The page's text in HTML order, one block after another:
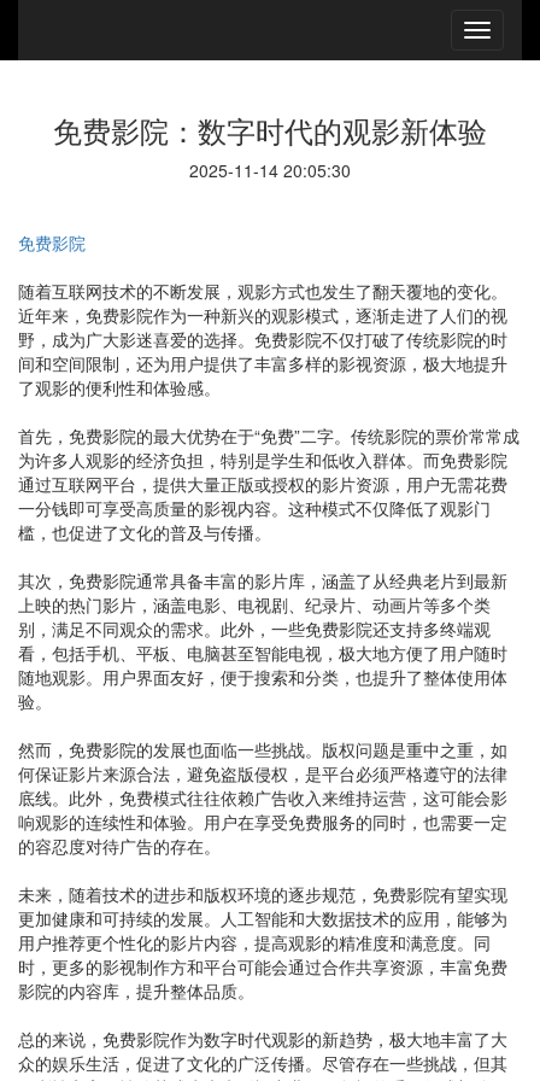
免费影院：数字时代的观影新体验
2025-11-14 20:05:30
免费影院
随着互联网技术的不断发展，观影方式也发生了翻天覆地的变化。
近年来，免费影院作为一种新兴的观影模式，逐渐走进了人们的视
野，成为广大影迷喜爱的选择。免费影院不仅打破了传统影院的时
间和空间限制，还为用户提供了丰富多样的影视资源，极大地提升
了观影的便利性和体验感。
首先，免费影院的最大优势在于“免费”二字。传统影院的票价常常成
为许多人观影的经济负担，特别是学生和低收入群体。而免费影院
通过互联网平台，提供大量正版或授权的影片资源，用户无需花费
一分钱即可享受高质量的影视内容。这种模式不仅降低了观影门
槛，也促进了文化的普及与传播。
其次，免费影院通常具备丰富的影片库，涵盖了从经典老片到最新
上映的热门影片，涵盖电影、电视剧、纪录片、动画片等多个类
别，满足不同观众的需求。此外，一些免费影院还支持多终端观
看，包括手机、平板、电脑甚至智能电视，极大地方便了用户随时
随地观影。用户界面友好，便于搜索和分类，也提升了整体使用体
验。
然而，免费影院的发展也面临一些挑战。版权问题是重中之重，如
何保证影片来源合法，避免盗版侵权，是平台必须严格遵守的法律
底线。此外，免费模式往往依赖广告收入来维持运营，这可能会影
响观影的连续性和体验。用户在享受免费服务的同时，也需要一定
的容忍度对待广告的存在。
未来，随着技术的进步和版权环境的逐步规范，免费影院有望实现
更加健康和可持续的发展。人工智能和大数据技术的应用，能够为
用户推荐更个性化的影片内容，提高观影的精准度和满意度。同
时，更多的影视制作方和平台可能会通过合作共享资源，丰富免费
影院的内容库，提升整体品质。
总的来说，免费影院作为数字时代观影的新趋势，极大地丰富了大
众的娱乐生活，促进了文化的广泛传播。尽管存在一些挑战，但其